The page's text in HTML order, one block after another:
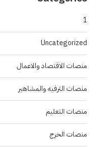
1
Uncategorized
منصات الاقتصاد والاعمال
منصات الترفيه والمشاهير
منصات التعليم
منصات الخرج